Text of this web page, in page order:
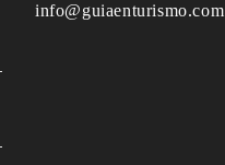
info@guiaenturismo.com